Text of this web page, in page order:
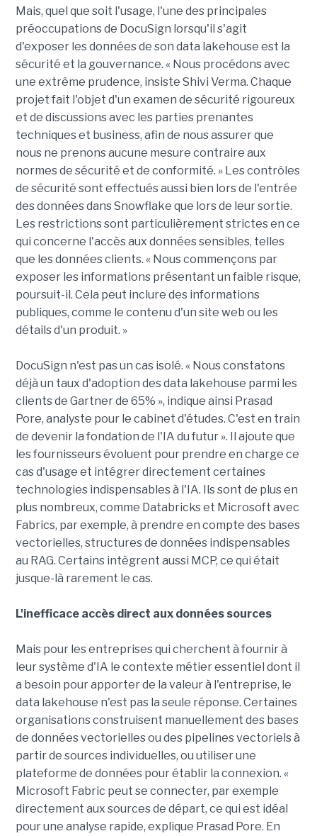
Mais, quel que soit l'usage, l'une des principales
préoccupations de DocuSign lorsqu'il s'agit
d'exposer les données de son data lakehouse est la
sécurité et la gouvernance. « Nous procédons avec
une extrême prudence, insiste Shivi Verma. Chaque
projet fait l'objet d'un examen de sécurité rigoureux
et de discussions avec les parties prenantes
techniques et business, afin de nous assurer que
nous ne prenons aucune mesure contraire aux
normes de sécurité et de conformité. » Les contrôles
de sécurité sont effectués aussi bien lors de l'entrée
des données dans Snowflake que lors de leur sortie.
Les restrictions sont particulièrement strictes en ce
qui concerne l'accès aux données sensibles, telles
que les données clients. « Nous commençons par
exposer les informations présentant un faible risque,
poursuit-il. Cela peut inclure des informations
publiques, comme le contenu d'un site web ou les
détails d'un produit. »
DocuSign n'est pas un cas isolé. « Nous constatons
déjà un taux d'adoption des data lakehouse parmi les
clients de Gartner de 65% », indique ainsi Prasad
Pore, analyste pour le cabinet d'études. C'est en train
de devenir la fondation de l'IA du futur ». Il ajoute que
les fournisseurs évoluent pour prendre en charge ce
cas d'usage et intégrer directement certaines
technologies indispensables à l'IA. Ils sont de plus en
plus nombreux, comme Databricks et Microsoft avec
Fabrics, par exemple, à prendre en compte des bases
vectorielles, structures de données indispensables
au RAG. Certains intègrent aussi MCP, ce qui était
jusque-là rarement le cas.
L'inefficace accès direct aux données sources
Mais pour les entreprises qui cherchent à fournir à
leur système d'IA le contexte métier essentiel dont il
a besoin pour apporter de la valeur à l'entreprise, le
data lakehouse n'est pas la seule réponse. Certaines
organisations construisent manuellement des bases
de données vectorielles ou des pipelines vectoriels à
partir de sources individuelles, ou utiliser une
plateforme de données pour établir la connexion. «
Microsoft Fabric peut se connecter, par exemple
directement aux sources de départ, ce qui est idéal
pour une analyse rapide, explique Prasad Pore. En